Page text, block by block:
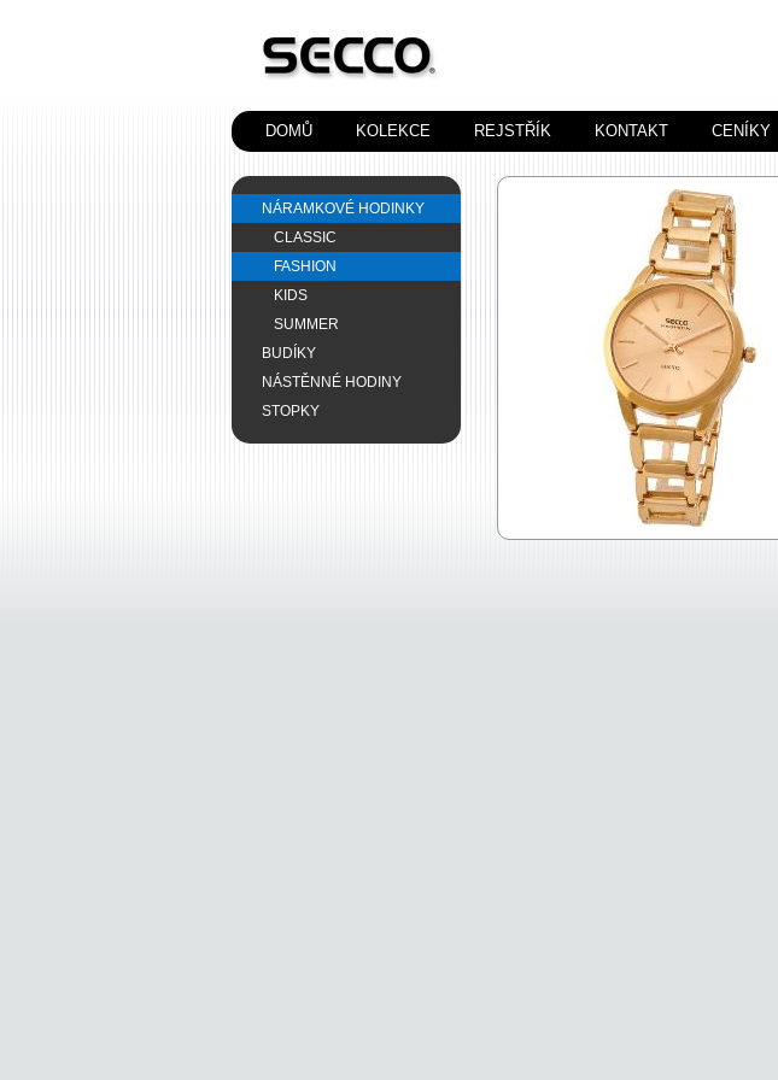
DOMŮ KOLEKCE REJSTŘÍK KONTAKT CENÍKY
NÁRAMKOVÉ HODINKY
CLASSIC
FASHION
KIDS
SUMMER
BUDÍKY
NÁSTĚNNÉ HODINY
STOPKY